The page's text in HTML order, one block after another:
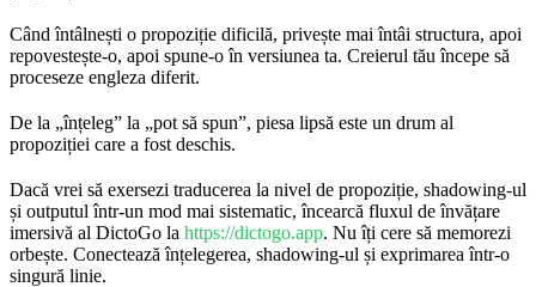
Când întâlnești o propoziție dificilă, privește mai întâi structura, apoi
repovestește-o, apoi spune-o în versiunea ta. Creierul tău începe să
proceseze engleza diferit.
De la „înțeleg” la „pot să spun”, piesa lipsă este un drum al
propoziției care a fost deschis.
Dacă vrei să exersezi traducerea la nivel de propoziție, shadowing-ul
și outputul într-un mod mai sistematic, încearcă fluxul de învățare
imersivă al DictoGo la https://dictogo.app. Nu îți cere să memorezi
orbește. Conectează înțelegerea, shadowing-ul și exprimarea într-o
singură linie.